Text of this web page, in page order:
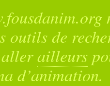
outils de
ailleurs
d’animation.